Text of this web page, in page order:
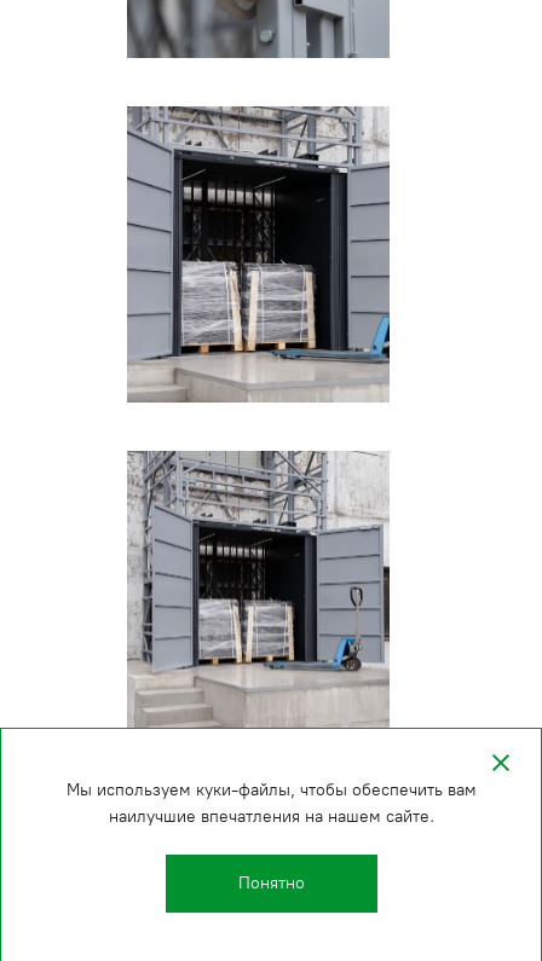
Мы используем куки-файлы, чтобы обеспечить вам
наилучшие впечатления на нашем сайте.
Понятно